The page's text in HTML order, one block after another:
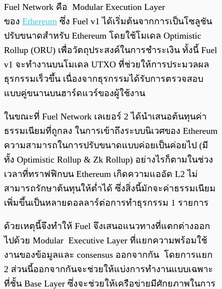
Fuel Network คือ Modular Execution Layer
ของ Ethereum ซึ่ง Fuel v1 ได้เริ่มต้นจากการเป็นโซลูชัน
ปรับขนาดสำหรับ Ethereum โดยใช้โมเดล Optimistic
Rollup (ORU) เพื่อวัตถุประสงค์ในการชำระเงิน ทั้งนี้ Fuel
v1 จะทำงานบนโมเดล UTXO ที่ช่วยให้การประมวลผล
ธุรกรรมเร็วขึ้น เนื่องจากธุรกรรมได้รับการตรวจสอบ
แบบคู่ขนานบนฮาร์ดแวร์ของผู้ใช้งาน
ในขณะที่ Fuel Network เลเยอร์ 2 ได้นำเสนอต้นทุนค่า
ธรรมเนียมที่ถูกลง ในการเข้าถึงระบบนิเวศของ Ethereum
ความสามารถในการปรับขนาดแบบค่อยเป็นค่อยไป (มี
ทั้ง Optimistic Rollup & Zk Rollup) อย่างไรก็ตามในช่วง
เวลาที่ทราฟฟิกบน Ethereum เกิดความแออัด L2 ไม่
สามารถรักษาต้นทุนให้ต่ำได้ ซึ่งสิ่งนี้มักจะค่าธรรมเนียม
เพิ่มขึ้นเป็นหลายดอลลาร์ต่อการทำธุรกรรม 1 รายการ
ด้วยเหตุนี้จึงทำให้ Fuel จึงเสนอแนวทางที่แตกต่างออก
ไปด้วย Modular Executive Layer ที่แยกความพร้อมใช้
งานของข้อมูลและ consensus ออกจากกัน โดยการแยก
2 ส่วนนี้ออกจากกันจะช่วยให้แบ่งการทำงานแบบเฉพาะ
ที่ชั้น Base Layer ซึ่งจะช่วยให้เครือข่ายมีศักยภาพในการ